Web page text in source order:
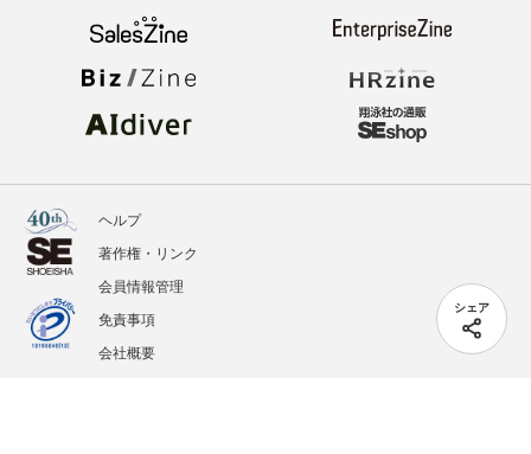
シェア
ヘルプ
著作権・リンク
会員情報管理
免責事項
会社概要